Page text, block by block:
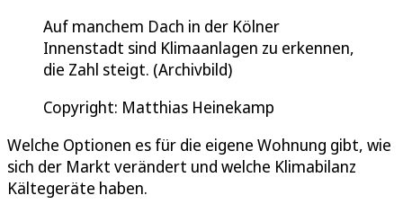
Auf manchem Dach in der Kölner
Innenstadt sind Klimaanlagen zu erkennen,
die Zahl steigt. (Archivbild)
Copyright: Matthias Heinekamp
Welche Optionen es für die eigene Wohnung gibt, wie
sich der Markt verändert und welche Klimabilanz
Kältegeräte haben.